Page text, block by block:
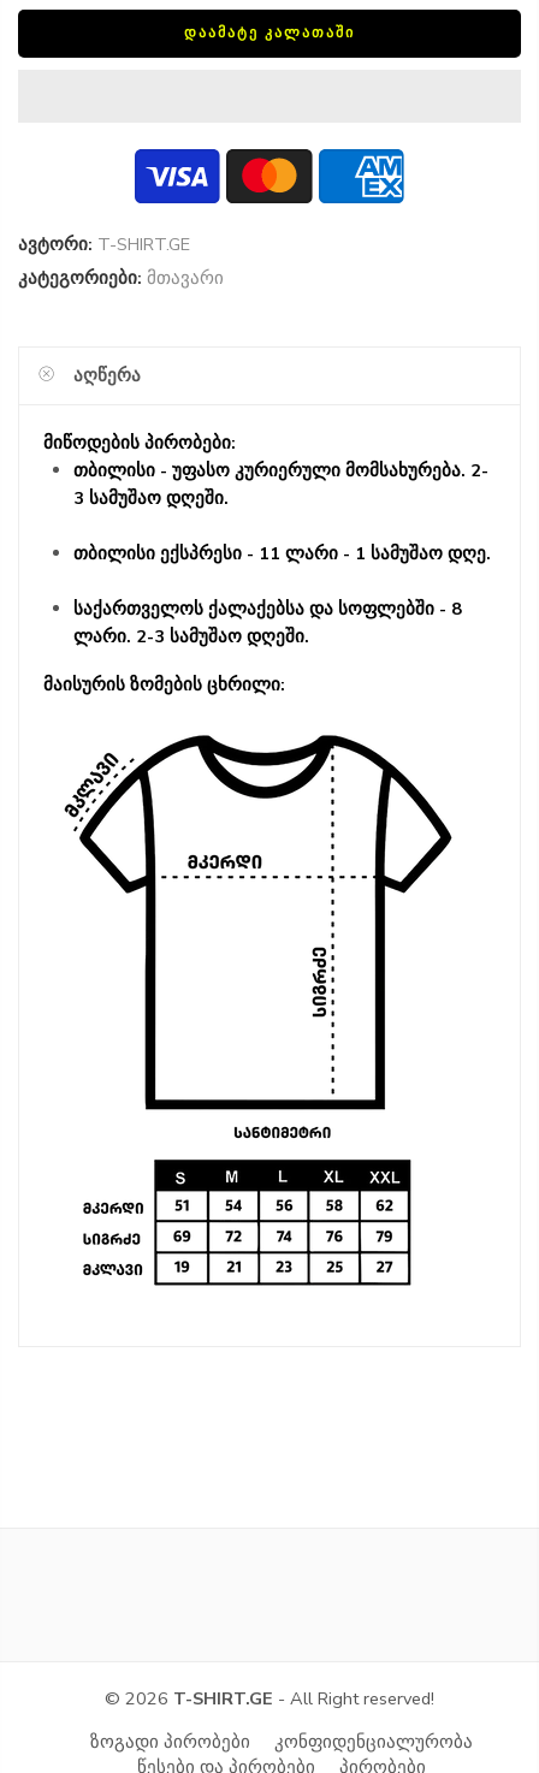
ᲓᲐᲐᲛᲐᲢᲔ ᲙᲐᲚᲐᲗᲐᲨᲘ
ავტორი: T-SHIRT.GE
კატეგორიები: მთავარი
ᲐᲦᲬᲔᲠᲐ
მიწოდების პირობები:
თბილისი - უფასო კურიერული მომსახურება. 2-
3 სამუშაო დღეში.
თბილისი ექსპრესი - 11 ლარი - 1 სამუშაო დღე.
საქართველოს ქალაქებსა და სოფლებში - 8
ლარი. 2-3 სამუშაო დღეში.
მაისურის ზომების ცხრილი:
© 2026 T-SHIRT.GE - All Right reserved!
ზოგადი პირობები
კონფიდენციალურობა
წესები და პირობები
პირობები